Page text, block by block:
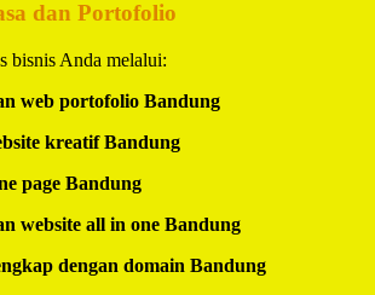
dan Portofolio
bisnis Anda melalui:
web portofolio Bandung
kreatif Bandung
page Bandung
website all in one Bandung
dengan domain Bandung